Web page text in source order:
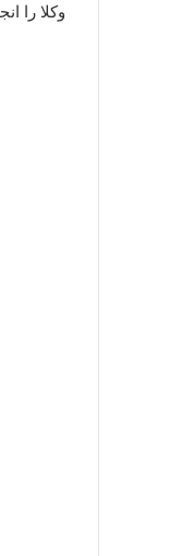
وکلا را